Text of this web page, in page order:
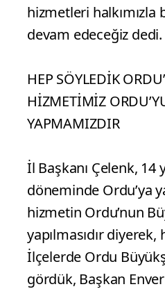
hizmetleri
devam edeceğiz dedi.
HEP SÖYLEDİK
HİZMETİMİZ
YAPMAMIZDIR
İl Başkanı Çelenk, 14
döneminde Ordu’ya
hizmetin Ordu’nun
yapılmasıdır
İlçelerde Ordu
gördük, Başkan Enver